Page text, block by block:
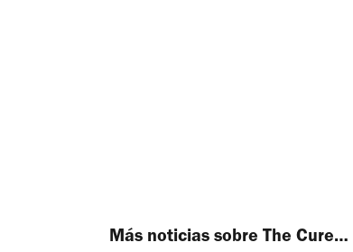
Más noticias sobre The Cure…